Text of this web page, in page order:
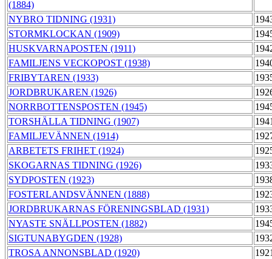
(1884)
NYBRO TIDNING (1931)
STORMKLOCKAN (1909)
HUSKVARNAPOSTEN (1911)
FAMILJENS VECKOPOST (1938)
FRIBYTAREN (1933)
JORDBRUKAREN (1926)
NORRBOTTENSPOSTEN (1945)
TORSHÄLLA TIDNING (1907)
FAMILJEVÄNNEN (1914)
ARBETETS FRIHET (1924)
SKOGARNAS TIDNING (1926)
SYDPOSTEN (1923)
FOSTERLANDSVÄNNEN (1888)
JORDBRUKARNAS FÖRENINGSBLAD (1931)
NYASTE SNÄLLPOSTEN (1882)
SIGTUNABYGDEN (1928)
TROSA ANNONSBLAD (1920)